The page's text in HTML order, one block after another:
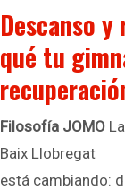
Descanso
qué tu
Filosofía JOMO
Baix Llobregat
está cambiando: